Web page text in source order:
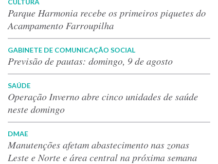
Parque Harmonia recebe os primeiros piquetes do
Acampamento Farroupilha
GABINETE DE COMUNICAÇÃO SOCIAL
Previsão de pautas: domingo, 9 de agosto
SAÚDE
Operação Inverno abre cinco unidades de saúde
neste domingo
DMAE
Manutenções afetam abastecimento nas zonas
Leste e Norte e área central na próxima semana